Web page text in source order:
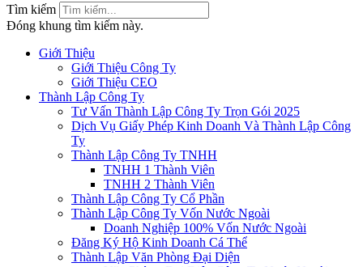
Tìm kiếm
Đóng khung tìm kiếm này.
Giới Thiệu
Giới Thiệu Công Ty
Giới Thiệu CEO
Thành Lập Công Ty
Tư Vấn Thành Lập Công Ty Trọn Gói 2025
Dịch Vụ Giấy Phép Kinh Doanh Và Thành Lập Công
Ty
Thành Lập Công Ty TNHH
TNHH 1 Thành Viên
TNHH 2 Thành Viên
Thành Lập Công Ty Cổ Phần
Thành Lập Công Ty Vốn Nước Ngoài
Doanh Nghiệp 100% Vốn Nước Ngoài
Đăng Ký Hộ Kinh Doanh Cá Thể
Thành Lập Văn Phòng Đại Diện